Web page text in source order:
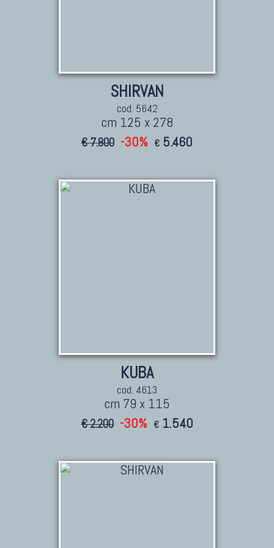
SHIRVAN
cod. 5642
cm 125 x 278
€ 7.800 -30% € 5.460
KUBA
cod. 4613
cm 79 x 115
€ 2.200 -30% € 1.540